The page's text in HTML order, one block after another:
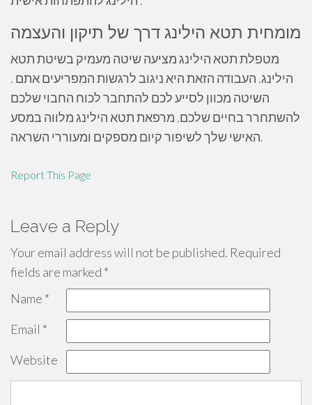
מומחית תטא הילינג דרך של תיקון והעצמה
מטפלת תטא הילינג מציעה שיטה מעמיק בשיטת תטא
הילינג. העבודה הזאת היא ניגוב לרגשות המפריעים אתם .
השיטה מכוון לסייע לכם להתחבר לכוח החבוי שלכם
להשתחרר בחיים שלכם. מרפאת תטא הילינג מלווה במסע
האישי שלך לשיפור קיום מספקים ומעוררי השראה.
Report This Page
Leave a Reply
Your email address will not be published. Required
fields are marked *
Name *
Email *
Website